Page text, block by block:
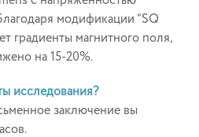
модификации “SQ
градиенты магнитного поля,
на 15-20%.
исследования?
заключение вы